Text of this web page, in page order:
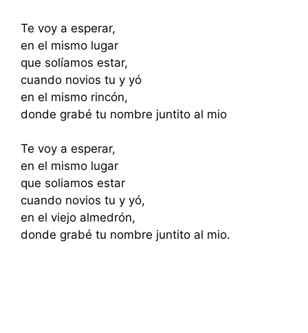
Te voy a esperar,
en el mismo lugar
que solíamos estar,
cuando novios tu y yó
en el mismo rincón,
donde grabé tu nombre juntito al mio
Te voy a esperar,
en el mismo lugar
que soliamos estar
cuando novios tu y yó,
en el viejo almedrón,
donde grabé tu nombre juntito al mio.